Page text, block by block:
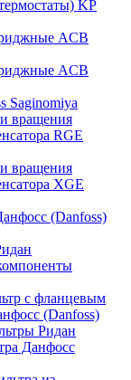
KP
ACB
ACB
Saginomiya
вращения
RGE
вращения
XGE
(Danfoss)
с фланцевым
(Danfoss)
Ридан
Данфосс